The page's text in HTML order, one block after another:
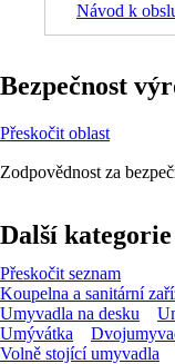
Návod k
Bezpečnost
Přeskočit oblast
Zodpovědnost za
Další kategorie
Přeskočit seznam
Koupelna a sanitární
Umyvadla na desku
Umývátka
Volně stojící umyvadla